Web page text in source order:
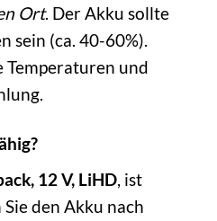
Ort. Der Akku sollte
sein (ca. 40-60%).
Temperaturen und
12 V, LiHD , ist
den Akku nach